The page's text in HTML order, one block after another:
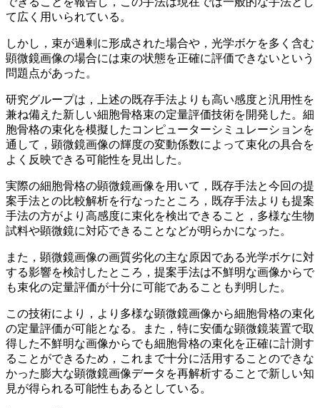
て広く用いられている。
しかし，束が過剰に形成された場合や，光学ボケを多く含む
顕微鏡画像の場合には束の状態を正確に評価できないという
問題点があった。
研究グループは，上述の既存手法よりも高い感度と汎用性を
兼ね備えた新しい細胞骨格束の定量評価技術を開発した。細
胞骨格の束化を模擬したコンピューターシミュレーションを
通して，顕微鏡画像の輝度の変動係数によって束化の具合を
よく反映できる可能性を見出した。
実際の細胞骨格の顕微鏡画像を用いて，既存手法と今回の提
案手法との比較解析を行なったところ，既存手法よりも提案
手法の方がより高感度に束化を検出できること，多様な生物
試料や顕微鏡に対応できることなどが明らかになった。
また，顕微鏡画像の画質劣化の主な原因である光学ボケに対
する影響を検討したところ，提案手法は不鮮明な画像からで
も束化の定量評価が十分に可能であることも判明した。
この技術により，より多様な顕微鏡画像から細胞骨格の束化
の定量評価が可能となる。また，特に安価な顕微鏡装置で取
得した不鮮明な画像からでも細胞骨格の束化を正確に計測す
ることができるため，これまで十分に活用することのできな
かった膨大な顕微鏡画像データを再解析することで新しい知
見が得られる可能性もあるとしている。